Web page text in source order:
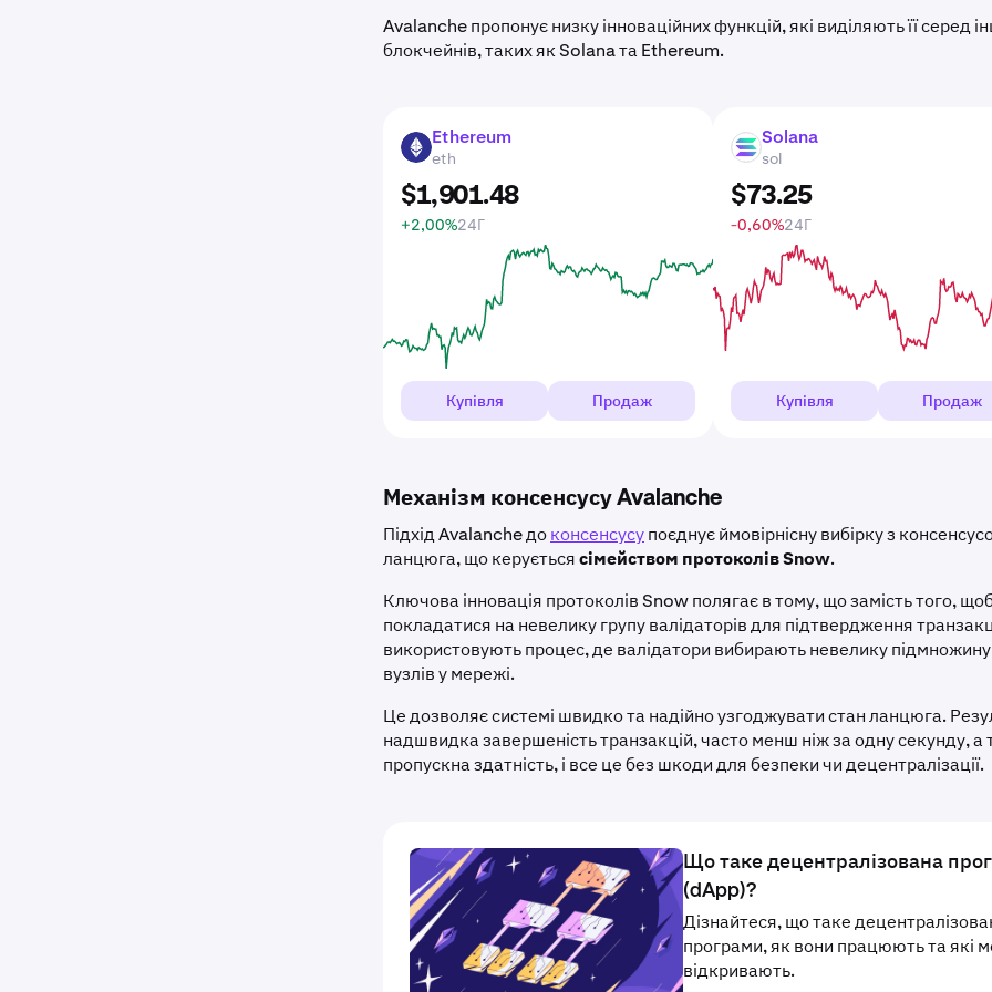
Avalanche пропонує низку інноваційних функцій, які виділяють її серед
блокчейнів, таких як Solana та Ethereum.
ETH Ethereum
eth
$1,901.48
+2,00%24Г
Купівля Продаж
SOL Solana
sol
$73.25
-0,60%24Г
Купівля Продаж
Механізм консенсусу Avalanche
Підхід Avalanche доконсенсусупоєднує ймовірнісну вибірку з
ланцюга, що керуєтьсясімейством протоколів Snow.
Ключова інновація протоколів Snow полягає в тому, що замість того,
покладатися на невелику групу валідаторів для підтвердження
використовують процес, де валідатори вибирають невелику
вузлів у мережі.
Це дозволяє системі швидко та надійно узгоджувати стан ланцюга.
надшвидка завершеність транзакцій, часто менш ніж за одну секунду, а
пропускна здатність, і все це без шкоди для безпеки чи децентралізації.
Що таке децентралізована
(dApp)?
Дізнайтеся, що таке
програми, як вони працюють та які
відкривають.